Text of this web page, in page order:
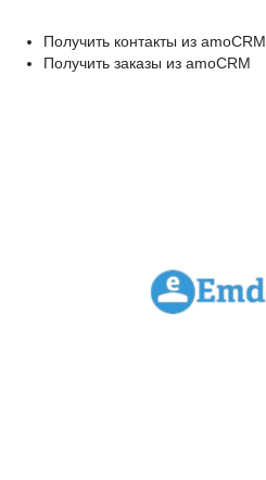
Получить контакты из amoCRM
Получить заказы из amoCRM